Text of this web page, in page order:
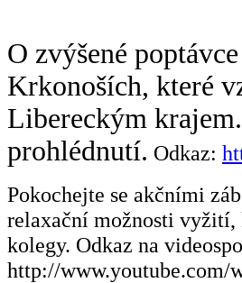
O zvýšené
Krkonoších, které
Libereckým krajem.
prohlédnutí. Odkaz:
Pokochejte se akčními
relaxační možnosti vyžití,
kolegy. Odkaz na
http://www.youtube.com/